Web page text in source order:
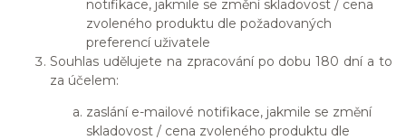
notifikace, jakmile se změní skladovost / cena
zvoleného produktu dle požadovaných
preferencí uživatele
Souhlas udělujete na zpracování po dobu 180 dní a to
za účelem:
zaslání e-mailové notifikace, jakmile se změní
skladovost / cena zvoleného produktu dle